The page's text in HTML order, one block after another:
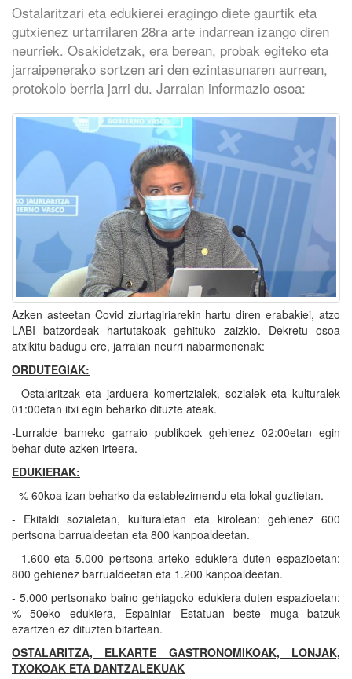
Ostalaritzari eta edukierei eragingo diete gaurtik eta
gutxienez urtarrilaren 28ra arte indarrean izango diren
neurriek. Osakidetzak, era berean, probak egiteko eta
jarraipenerako sortzen ari den ezintasunaren aurrean,
protokolo berria jarri du. Jarraian informazio osoa:
Azken asteetan Covid ziurtagiriarekin hartu diren erabakiei, atzo
LABI batzordeak hartutakoak gehituko zaizkio. Dekretu osoa
atxikitu badugu ere, jarraian neurri nabarmenenak:
ORDUTEGIAK:
- Ostalaritzak eta jarduera komertzialek, sozialek eta kulturalek
01:00etan itxi egin beharko dituzte ateak.
-Lurralde barneko garraio publikoek gehienez 02:00etan egin
behar dute azken irteera.
EDUKIERAK:
- % 60koa izan beharko da establezimendu eta lokal guztietan.
- Ekitaldi sozialetan, kulturaletan eta kirolean: gehienez 600
pertsona barrualdeetan eta 800 kanpoaldeetan.
- 1.600 eta 5.000 pertsona arteko edukiera duten espazioetan:
800 gehienez barrualdeetan eta 1.200 kanpoaldeetan.
- 5.000 pertsonako baino gehiagoko edukiera duten espazioetan:
% 50eko edukiera, Espainiar Estatuan beste muga batzuk
ezartzen ez dituzten bitartean.
OSTALARITZA, ELKARTE GASTRONOMIKOAK, LONJAK,
TXOKOAK ETA DANTZALEKUAK